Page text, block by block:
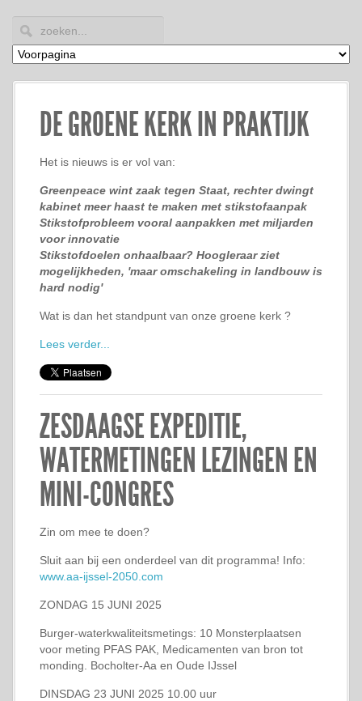
DE GROENE KERK IN PRAKTIJK
Het is nieuws is er vol van:
Greenpeace wint zaak tegen Staat, rechter dwingt
kabinet meer haast te maken met stikstofaanpak
Stikstofprobleem vooral aanpakken met miljarden
voor innovatie
Stikstofdoelen onhaalbaar? Hoogleraar ziet
mogelijkheden, 'maar omschakeling in landbouw is
hard nodig'
Wat is dan het standpunt van onze groene kerk ?
Lees verder...
ZESDAAGSE EXPEDITIE,
WATERMETINGEN LEZINGEN EN
MINI-CONGRES
Zin om mee te doen?
Sluit aan bij een onderdeel van dit programma! Info:
www.aa-ijssel-2050.com
ZONDAG 15 JUNI 2025
Burger-waterkwaliteitsmetings: 10 Monsterplaatsen
voor meting PFAS PAK, Medicamenten van bron tot
monding. Bocholter-Aa en Oude IJssel
DINSDAG 23 JUNI 2025 10.00 uur